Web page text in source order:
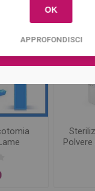
OK
APPROFONDISCI